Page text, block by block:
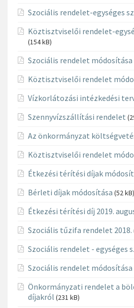
Szociális rendelet-egységes
Köztisztviselői rendelet-
(154 kB)
Szociális rendelet módosítása
Köztisztviselői rendelet
Vízkorlátozási intézkedési
Szennyvízszállítási rendelet
Az önkormányzat
Köztisztviselői rendelet
Étkezési térítési díjak
Bérleti díjak módosítása (52 kB)
Étkezési térítési díj 2019.
Szociális tűzifa rendelet 2018.
Szociális rendelet - egységes
Szociális rendelet módosítása
Önkormányzati rendelet a
díjakról (231 kB)